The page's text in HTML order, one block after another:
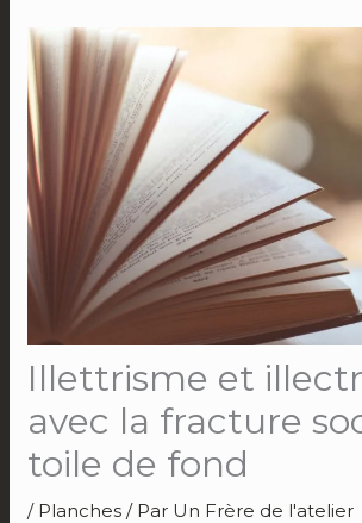
contenu
Illettrisme et
avec la fracture
toile de fond
/ Planches / Par Un Frère de l'atelier